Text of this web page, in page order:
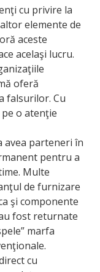
cu privire la
elemente de
aceste
acelaşi lucru.
oferă
falsurilor. Cu
o atenţie
avea parteneri în
pentru a
Multe
de furnizare
şi componente
fost returnate
marfa
cu